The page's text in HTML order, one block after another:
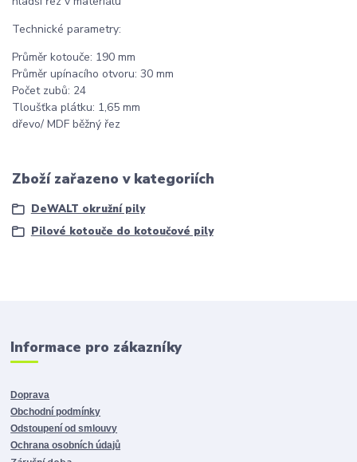
Technické parametry:
Průměr kotouče: 190 mm
Průměr upínacího otvoru: 30 mm
Počet zubů: 24
Tloušťka plátku: 1,65 mm
dřevo/ MDF běžný řez
Zboží zařazeno v kategoriích
DeWALT okružní pily
Pilové kotouče do kotoučové pily
Informace pro zákazníky
Doprava
Obchodní podmínky
Odstoupení od smlouvy
Ochrana osobních údajů